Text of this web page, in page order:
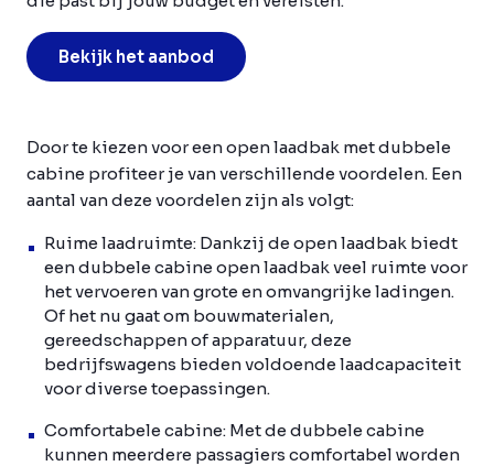
Bekijk het aanbod
Door te kiezen voor een open laadbak met dubbele
cabine profiteer je van verschillende voordelen. Een
aantal van deze voordelen zijn als volgt:
Ruime laadruimte: Dankzij de open laadbak biedt
een dubbele cabine open laadbak veel ruimte voor
het vervoeren van grote en omvangrijke ladingen.
Of het nu gaat om bouwmaterialen,
gereedschappen of apparatuur, deze
bedrijfswagens bieden voldoende laadcapaciteit
voor diverse toepassingen.
Comfortabele cabine: Met de dubbele cabine
kunnen meerdere passagiers comfortabel worden